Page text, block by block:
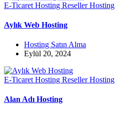
E-Ticaret Hosting Reseller Hosting
Aylık Web Hosting
Hosting Satın Alma
Eylül 20, 2024
E-Ticaret Hosting Reseller Hosting
Alan Adı Hosting